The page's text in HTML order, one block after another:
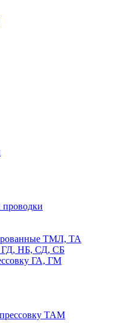
проводки
ТМЛ, ТА
ГД, НБ, СД, СБ
ГА, ГМ
ТАМ